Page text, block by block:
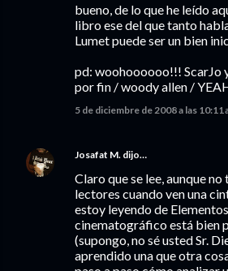
bueno, de lo que he leído
libro ese del que tanto
Lumet puede ser un bien
pd: woohoooooo!!! ScarJo
por fin / woody allen /
5 de diciembre de 2008 a las 10:11
Josafat M. dijo…
Claro que se lee, aunque
lectores cuando ven una
estoy leyendo de
cinematográfico está bien
(supongo, no sé usted Sr.
aprendido una que otra